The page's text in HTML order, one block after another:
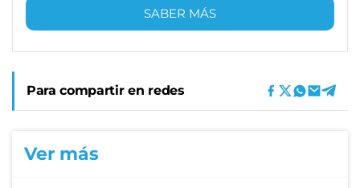
SABER MÁS
Para compartir en redes
Ver más